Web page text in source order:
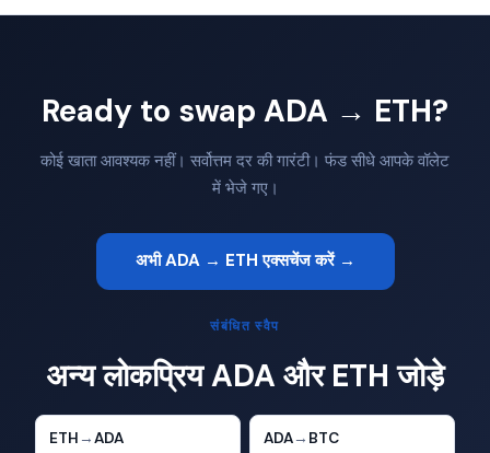
Ready to swap ADA → ETH?
कोई खाता आवश्यक नहीं। सर्वोत्तम दर की गारंटी। फंड सीधे आपके वॉलेट
में भेजे गए।
अभी ADA → ETH एक्सचेंज करें →
संबंधित स्वैप
अन्य लोकप्रिय ADA और ETH जोड़े
ETH →ADA ADA→ BTC